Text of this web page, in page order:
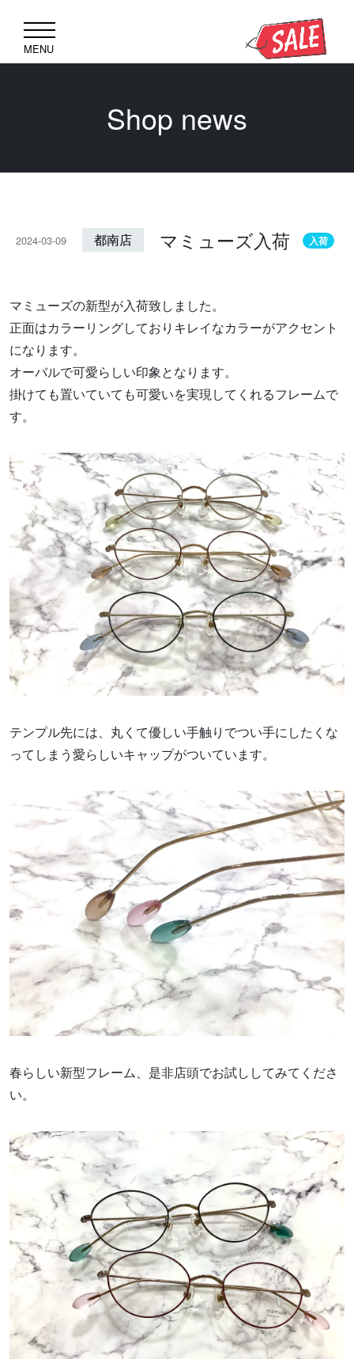
MENU
Shop news
2024-03-09 都南店 マミューズ入荷 入荷
マミューズの新型が入荷致しました。
正面はカラーリングしておりキレイなカラーがアクセント
になります。
オーバルで可愛らしい印象となります。
掛けても置いていても可愛いを実現してくれるフレームで
す。
テンプル先には、丸くて優しい手触りでつい手にしたくな
ってしまう愛らしいキャップがついています。
春らしい新型フレーム、是非店頭でお試ししてみてくださ
い。